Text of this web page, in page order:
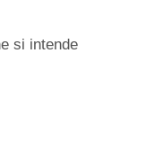
si intende